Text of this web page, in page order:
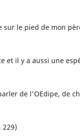
sur le pied de mon
et il y a aussi une
de l'OEdipe, de
229)